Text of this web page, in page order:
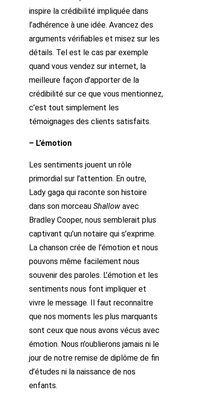
inspire la crédibilité impliquée dans
l’adhérence à une idée. Avancez des
arguments vérifiables et misez sur les
détails. Tel est le cas par exemple
quand vous vendez sur internet, la
meilleure façon d’apporter de la
crédibilité sur ce que vous mentionnez,
c’est tout simplement les
témoignages des clients satisfaits.
– L’émotion
Les sentiments jouent un rôle
primordial sur l’attention. En outre,
Lady gaga qui raconte son histoire
dans son morceau Shallow avec
Bradley Cooper, nous semblerait plus
captivant qu’un notaire qui s’exprime.
La chanson crée de l’émotion et nous
pouvons même facilement nous
souvenir des paroles. L’émotion et les
sentiments nous font impliquer et
vivre le message. Il faut reconnaître
que nos moments les plus marquants
sont ceux que nous avons vécus avec
émotion. Nous n’oublierons jamais ni le
jour de notre remise de diplôme de fin
d’études ni la naissance de nos
enfants.